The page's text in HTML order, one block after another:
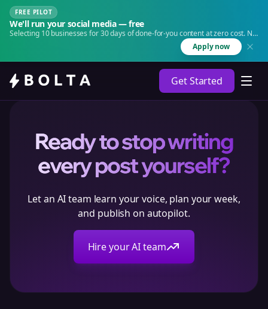
FREE PILOT
We'll run your social media — free
Selecting 10 businesses for 30 days of done-for-you content at zero cost. No
Apply now
Get Started
Ready to stop writing
every post yourself?
Let an AI team learn your voice, plan your week,
and publish on autopilot.
Hire your AI team